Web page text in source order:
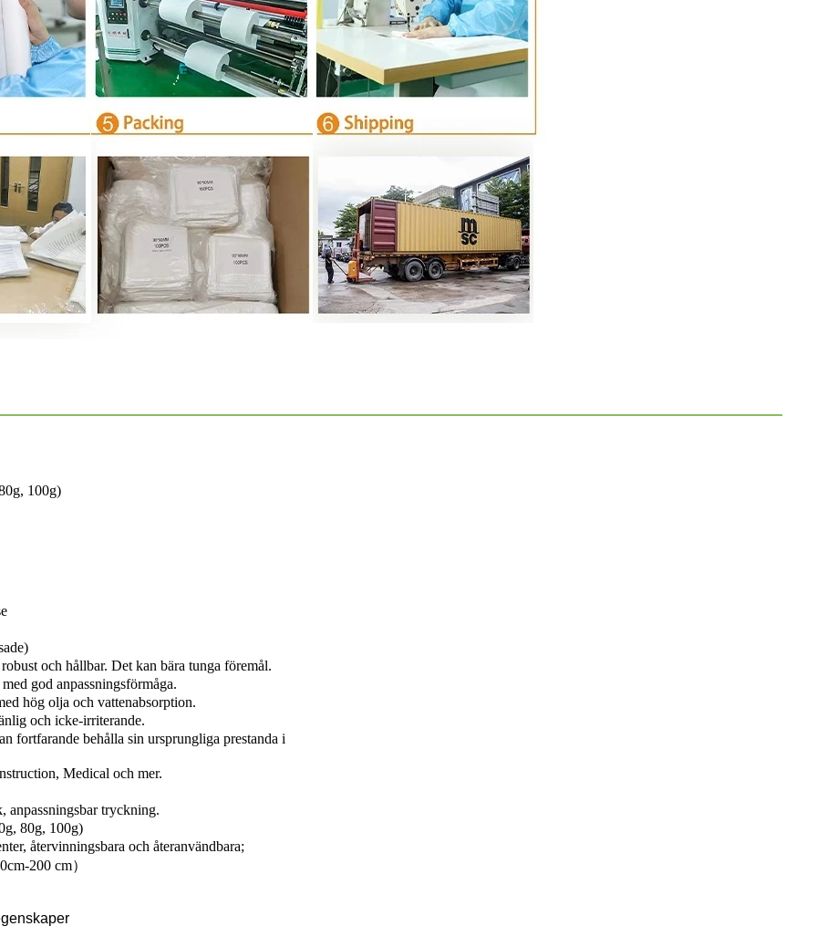
100g)
och hållbar. Det kan bära tunga föremål.
god anpassningsförmåga.
hög olja och vattenabsorption.
och icke-irriterande.
fortfarande behålla sin ursprungliga prestanda i
Medical och mer.
anpassningsbar tryckning.
80g, 100g)
återvinningsbara och återanvändbara;
200 cm）